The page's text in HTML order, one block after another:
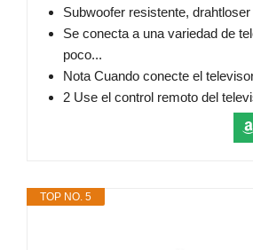
Subwoofer resistente, drahtloser
Se conecta a una variedad de
poco...
Nota Cuando conecte el
2 Use el control remoto del
TOP NO. 5